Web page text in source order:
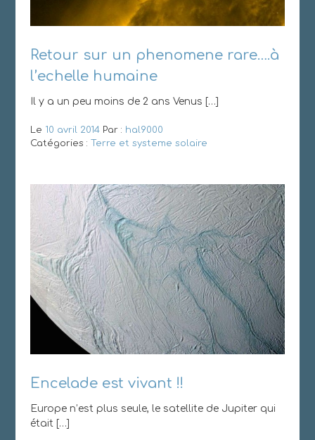
Retour sur un phenomene rare….à
l’echelle humaine
Il y a un peu moins de 2 ans Venus […]
Le 10 avril 2014Par : hal9000
Catégories :
Terre et systeme solaire
Encelade est vivant !!
Europe n’est plus seule, le satellite de Jupiter qui
était […]